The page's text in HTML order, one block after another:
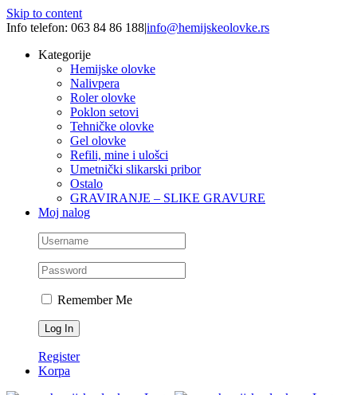
Skip to content
Info telefon: 063 84 86 188|info@hemijskeolovke.rs
Kategorije
Hemijske olovke
Nalivpera
Roler olovke
Poklon setovi
Tehničke olovke
Gel olovke
Refili, mine i ulošci
Umetnički slikarski pribor
Ostalo
GRAVIRANJE – SLIKE GRAVURE
Moj nalog
Remember Me
Register
Korpa